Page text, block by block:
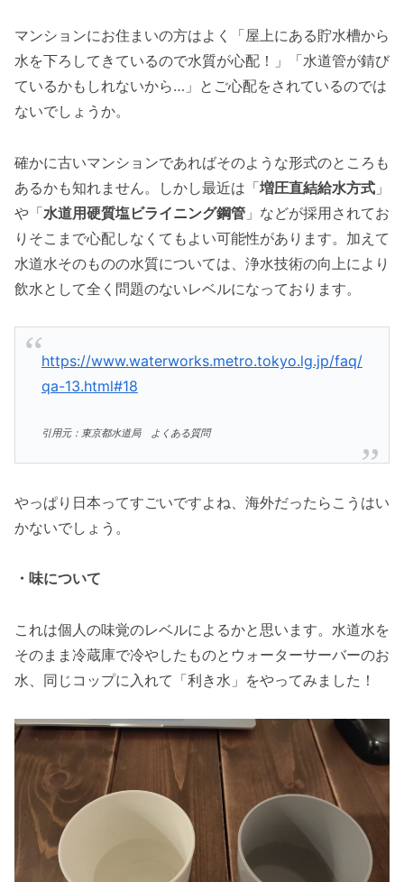
マンションにお住まいの方はよく「屋上にある貯水槽から
水を下ろしてきているので水質が心配！」「水道管が錆び
ているかもしれないから…」とご心配をされているのでは
ないでしょうか。
確かに古いマンションであればそのような形式のところも
あるかも知れません。しかし最近は「増圧直結給水方式 」
や「水道用硬質塩ビライニング鋼管 」などが採用されてお
りそこまで心配しなくてもよい可能性があります。加えて
水道水そのものの水質については、浄水技術の向上により
飲水として全く問題のないレベルになっております。
https://www.waterworks.metro.tokyo.lg.jp/faq/
qa-13.html#18
引用元：東京都水道局 よくある質問
やっぱり日本ってすごいですよね、海外だったらこうはい
かないでしょう。
・味について
これは個人の味覚のレベルによるかと思います。水道水を
そのまま冷蔵庫で冷やしたものとウォーターサーバーのお
水、同じコップに入れて「利き水」をやってみました！